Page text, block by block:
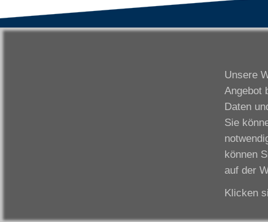
Unsere
Angebot
Daten
Sie
können
auf der
Klicken